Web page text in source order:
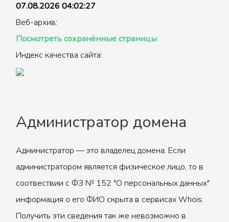
07.08.2026 04:02:27
Веб-архив:
Посмотреть сохранённые страницы
Индекс качества сайта:
Администратор домена
Администратор — это владелец домена. Если
администратором является физическое лицо, то в
соотвествии с ФЗ № 152 "О персональных данных"
информация о его ФИО скрыта в сервисах Whois.
Получить эти сведения так же невозможно в